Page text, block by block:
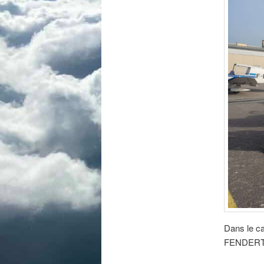
Dans le